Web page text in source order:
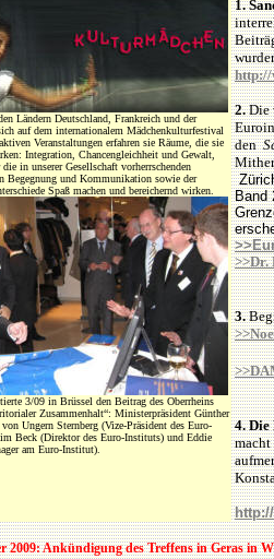
Ländern Deutschland, Frankreich und der
auf dem internationalem Mädchenkulturfestival
Veranstaltungen erfahren sie Räume, die sie
Integration, Chancengleichheit und Gewalt,
in unserer Gesellschaft vorherrschenden
Begegnung und Kommunikation sowie der
Spaß machen und bereichernd wirken.
3/09 in Brüssel den Beitrag des Oberrheins
Zusammenhalt“: Ministerpräsident Günther
Ungern Sternberg (Vize-Präsident des Euro-
Beck (Direktor des Euro-Instituts) und Eddie
am Euro-Institut).
1.
http://
2.Die
den
Band
>>Dr.
3.
4.
macht
2009: Ankündigung des Treffens in Geras in